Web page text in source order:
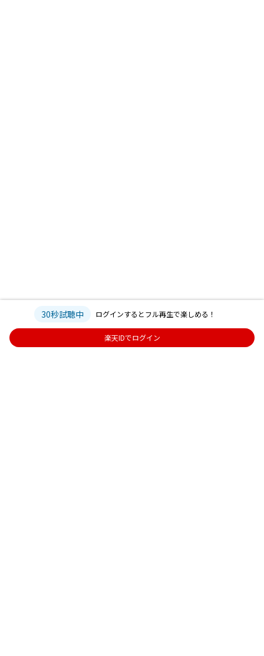
30秒試聴中 ログインするとフル再生で楽しめる！
楽天IDでログイン